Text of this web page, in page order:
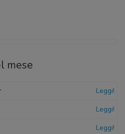
mese
Leggi!
Leggi!
Leggi!